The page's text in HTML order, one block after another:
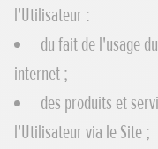
l'Utilisateur :
du fait de l'usage
internet ;
des produits et
l'Utilisateur via le Site ;